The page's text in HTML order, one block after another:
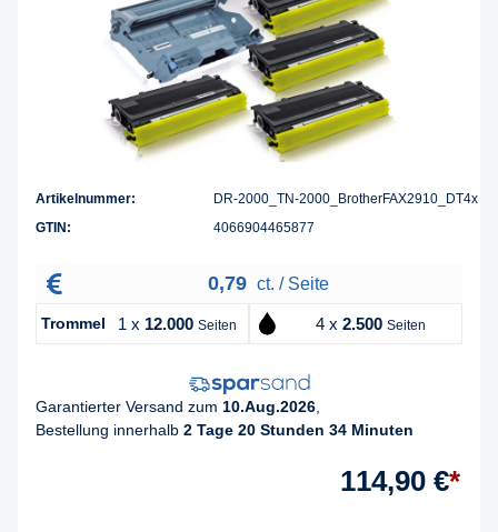
Artikelnummer:
DR-2000_TN-2000_BrotherFAX2910_DT4x
GTIN:
4066904465877
0,79 ct. / Seite
Trommel 1 x 12.000 Seiten 4 x 2.500 Seiten
Garantierter Versand zum 10.Aug.2026
Bestellung innerhalb 2 Tage 20 Stunden 34 Minuten
114,90 €*